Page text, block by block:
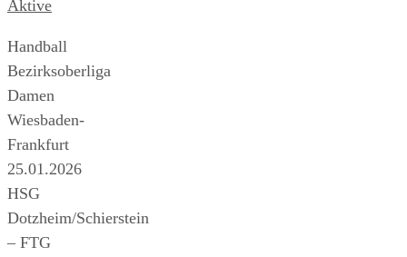
Aktive
Handball
Bezirksoberliga
Damen
Wiesbaden-
Frankfurt
25.01.2026
HSG
Dotzheim/Schierstein
– FTG